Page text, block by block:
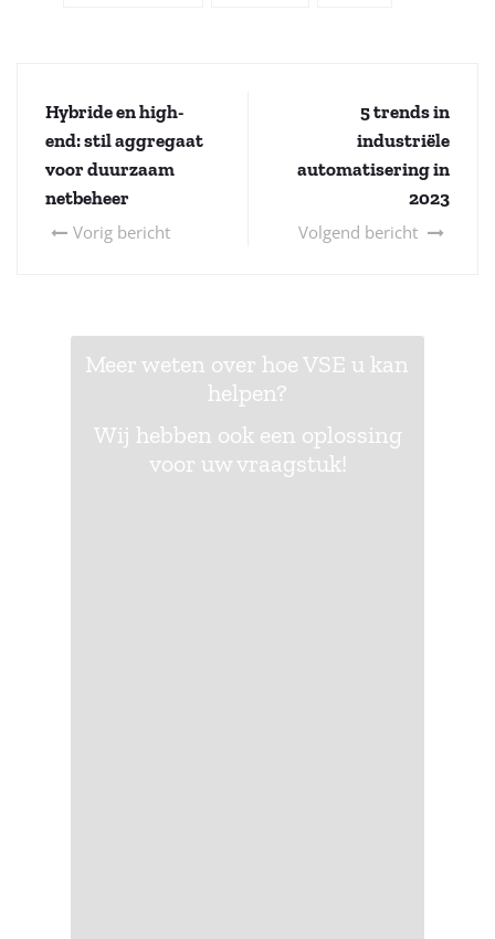
Hybride en high-
end: stil aggregaat
voor duurzaam
netbeheer
Vorig bericht
5 trends in
industriële
automatisering in
2023
Volgend bericht
Meer weten over hoe VSE u kan
helpen?
Wij hebben ook een oplossing
voor uw vraagstuk!